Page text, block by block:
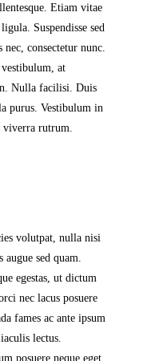
Etiam vitae
Suspendisse sed
consectetur nunc.
at
Nulla facilisi. Duis
purus. Vestibulum in
rutrum.
volutpat, nulla nisi
sed quam.
egestas, ut dictum
nec lacus posuere
fames ac ante ipsum
lectus.
posuere neque eget